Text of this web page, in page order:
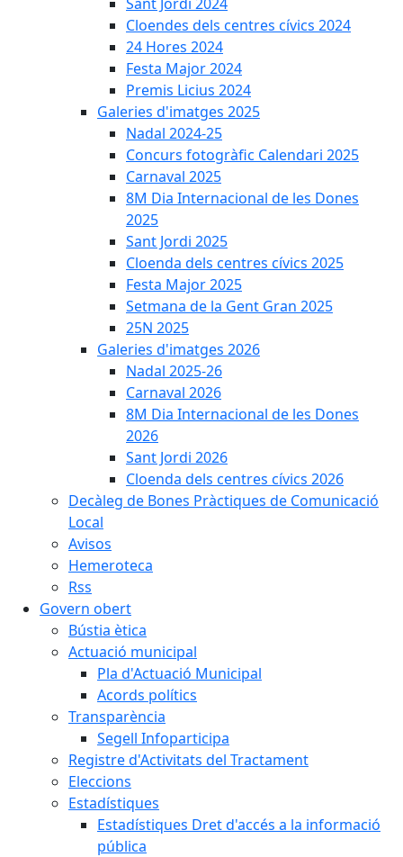
Cloendes dels centres cívics 2024
24 Hores 2024
Festa Major 2024
Premis Licius 2024
Galeries d'imatges 2025
Nadal 2024-25
Concurs fotogràfic Calendari 2025
Carnaval 2025
8M Dia Internacional de les Dones
2025
Sant Jordi 2025
Cloenda dels centres cívics 2025
Festa Major 2025
Setmana de la Gent Gran 2025
25N 2025
Galeries d'imatges 2026
Nadal 2025-26
Carnaval 2026
8M Dia Internacional de les Dones
2026
Sant Jordi 2026
Cloenda dels centres cívics 2026
Decàleg de Bones Pràctiques de Comunicació
Local
Avisos
Hemeroteca
Rss
Govern obert
Bústia ètica
Actuació municipal
Pla d'Actuació Municipal
Acords polítics
Transparència
Segell Infoparticipa
Registre d'Activitats del Tractament
Eleccions
Estadístiques
Estadístiques Dret d'accés a la informació
pública